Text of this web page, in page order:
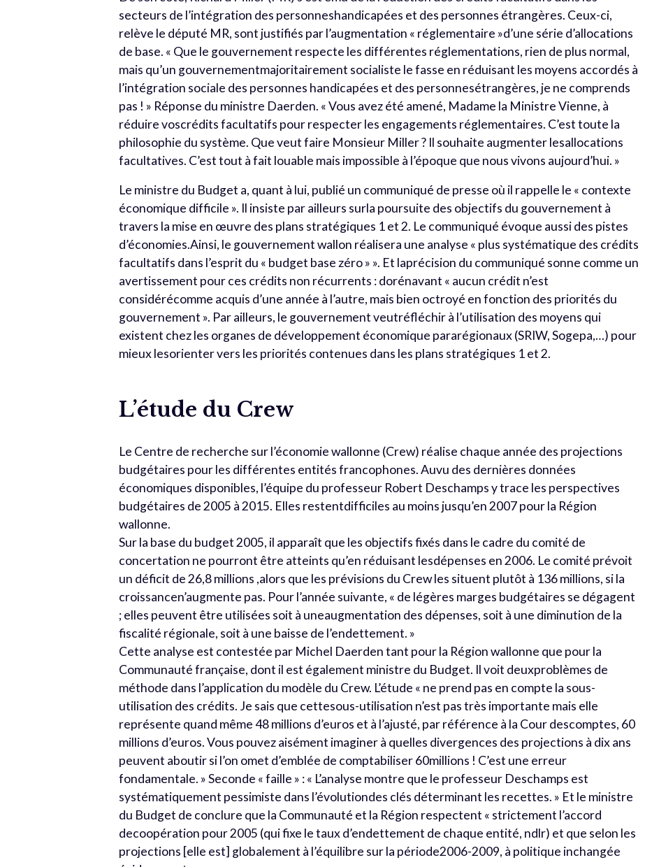
secteurs de l’intégration des personneshandicapées et des personnes étrangères. Ceux-ci,
relève le député MR, sont justifiés par l’augmentation « réglementaire »d’une série d’allocations
de base. « Que le gouvernement respecte les différentes réglementations, rien de plus normal,
mais qu’un gouvernementmajoritairement socialiste le fasse en réduisant les moyens accordés à
l’intégration sociale des personnes handicapées et des personnesétrangères, je ne comprends
pas ! » Réponse du ministre Daerden. « Vous avez été amené, Madame la Ministre Vienne, à
réduire voscrédits facultatifs pour respecter les engagements réglementaires. C’est toute la
philosophie du système. Que veut faire Monsieur Miller ? Il souhaite augmenter lesallocations
facultatives. C’est tout à fait louable mais impossible à l’époque que nous vivons aujourd’hui. »
Le ministre du Budget a, quant à lui, publié un communiqué de presse où il rappelle le « contexte
économique difficile ». Il insiste par ailleurs surla poursuite des objectifs du gouvernement à
travers la mise en œuvre des plans stratégiques 1 et 2. Le communiqué évoque aussi des pistes
d’économies.Ainsi, le gouvernement wallon réalisera une analyse « plus systématique des crédits
facultatifs dans l’esprit du « budget base zéro » ». Et laprécision du communiqué sonne comme un
avertissement pour ces crédits non récurrents : dorénavant « aucun crédit n’est
considérécomme acquis d’une année à l’autre, mais bien octroyé en fonction des priorités du
gouvernement ». Par ailleurs, le gouvernement veutréfléchir à l’utilisation des moyens qui
existent chez les organes de développement économique pararégionaux (SRIW, Sogepa,…) pour
mieux lesorienter vers les priorités contenues dans les plans stratégiques 1 et 2.
L’étude du Crew
Le Centre de recherche sur l’économie wallonne (Crew) réalise chaque année des projections
budgétaires pour les différentes entités francophones. Auvu des dernières données
économiques disponibles, l’équipe du professeur Robert Deschamps y trace les perspectives
budgétaires de 2005 à 2015. Elles restentdifficiles au moins jusqu’en 2007 pour la Région
wallonne.
Sur la base du budget 2005, il apparaît que les objectifs fixés dans le cadre du comité de
concertation ne pourront être atteints qu’en réduisant lesdépenses en 2006. Le comité prévoit
un déficit de 26,8 millions ,alors que les prévisions du Crew les situent plutôt à 136 millions, si la
croissancen’augmente pas. Pour l’année suivante, « de légères marges budgétaires se dégagent
; elles peuvent être utilisées soit à uneaugmentation des dépenses, soit à une diminution de la
fiscalité régionale, soit à une baisse de l’endettement. »
Cette analyse est contestée par Michel Daerden tant pour la Région wallonne que pour la
Communauté française, dont il est également ministre du Budget. Il voit deuxproblèmes de
méthode dans l’application du modèle du Crew. L’étude « ne prend pas en compte la sous-
utilisation des crédits. Je sais que cettesous-utilisation n’est pas très importante mais elle
représente quand même 48 millions d’euros et à l’ajusté, par référence à la Cour descomptes, 60
millions d’euros. Vous pouvez aisément imaginer à quelles divergences des projections à dix ans
peuvent aboutir si l’on omet d’emblée de comptabiliser 60millions ! C’est une erreur
fondamentale. » Seconde « faille » : « L’analyse montre que le professeur Deschamps est
systématiquement pessimiste dans l’évolutiondes clés déterminant les recettes. » Et le ministre
du Budget de conclure que la Communauté et la Région respectent « strictement l’accord
decoopération pour 2005 (qui fixe le taux d’endettement de chaque entité, ndlr) et que selon les
projections [elle est] globalement à l’équilibre sur la période2006-2009, à politique inchangée